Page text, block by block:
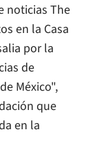
noticias The
en la Casa
por la
de
México",
que
en la